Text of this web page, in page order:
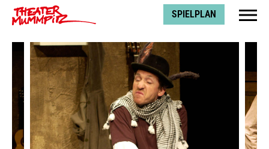
Theater Mummpitz SPIELPLAN
prev